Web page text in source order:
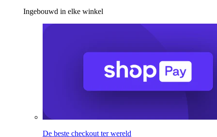
Ingebouwd in elke winkel
De beste checkout ter wereld